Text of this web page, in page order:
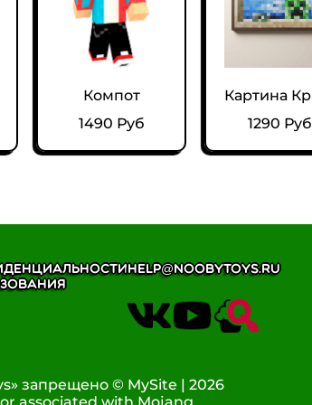
Компот
1490 Руб
1290 Руб
help@noobytoys.ru
запрещено © MySite | 2026